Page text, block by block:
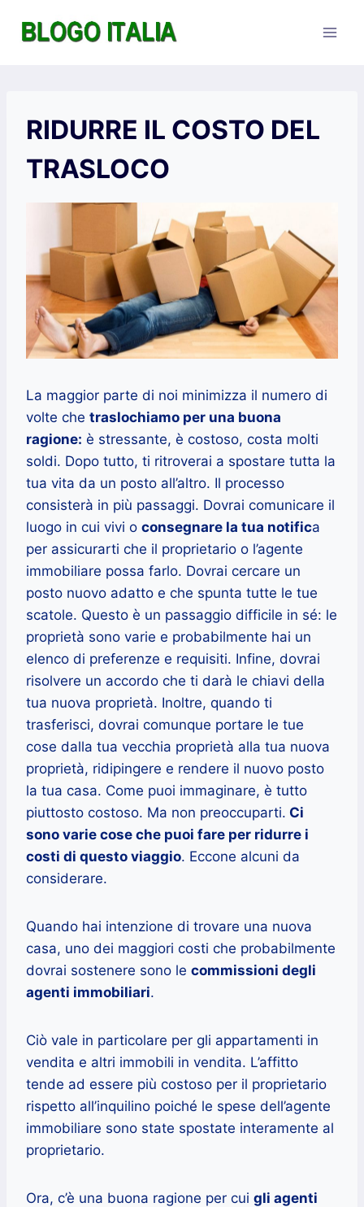
RIDURRE IL COSTO DEL
TRASLOCO
La maggior parte di noi minimizza il numero di
volte che traslochiamo per una buona
ragione: è stressante, è costoso, costa molti
soldi. Dopo tutto, ti ritroverai a spostare tutta la
tua vita da un posto all’altro. Il processo
consisterà in più passaggi. Dovrai comunicare il
luogo in cui vivi o consegnare la tua notifica
per assicurarti che il proprietario o l’agente
immobiliare possa farlo. Dovrai cercare un
posto nuovo adatto e che spunta tutte le tue
scatole. Questo è un passaggio difficile in sé: le
proprietà sono varie e probabilmente hai un
elenco di preferenze e requisiti. Infine, dovrai
risolvere un accordo che ti darà le chiavi della
tua nuova proprietà. Inoltre, quando ti
trasferisci, dovrai comunque portare le tue
cose dalla tua vecchia proprietà alla tua nuova
proprietà, ridipingere e rendere il nuovo posto
la tua casa. Come puoi immaginare, è tutto
piuttosto costoso. Ma non preoccuparti. Ci
sono varie cose che puoi fare per ridurre i
costi di questo viaggio. Eccone alcuni da
considerare.
Quando hai intenzione di trovare una nuova
casa, uno dei maggiori costi che probabilmente
dovrai sostenere sono le commissioni degli
agenti immobiliari.
Ciò vale in particolare per gli appartamenti in
vendita e altri immobili in vendita. L’affitto
tende ad essere più costoso per il proprietario
rispetto all’inquilino poiché le spese dell’agente
immobiliare sono state spostate interamente al
proprietario.
Ora, c’è una buona ragione per cui gli agenti